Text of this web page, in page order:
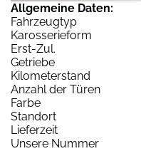
Allgemeine Daten:
Fahrzeugtyp
Karosserieform
Erst-Zul.
Getriebe
Kilometerstand
Anzahl der Türen
Farbe
Standort
Lieferzeit
Unsere Nummer